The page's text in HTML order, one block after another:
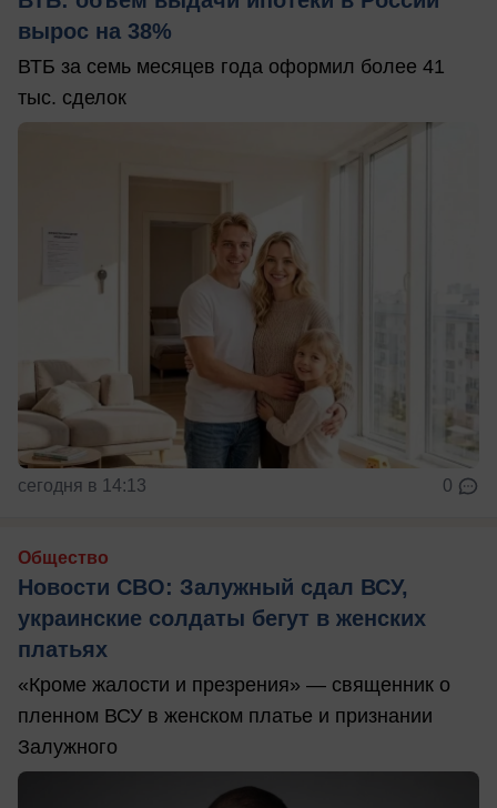
вырос на 38%
ВТБ за семь месяцев года оформил более 41
тыс. сделок
сегодня в 14:13 0
Общество
Новости СВО: Залужный сдал ВСУ,
украинские солдаты бегут в женских
платьях
«Кроме жалости и презрения» — священник о
пленном ВСУ в женском платье и признании
Залужного